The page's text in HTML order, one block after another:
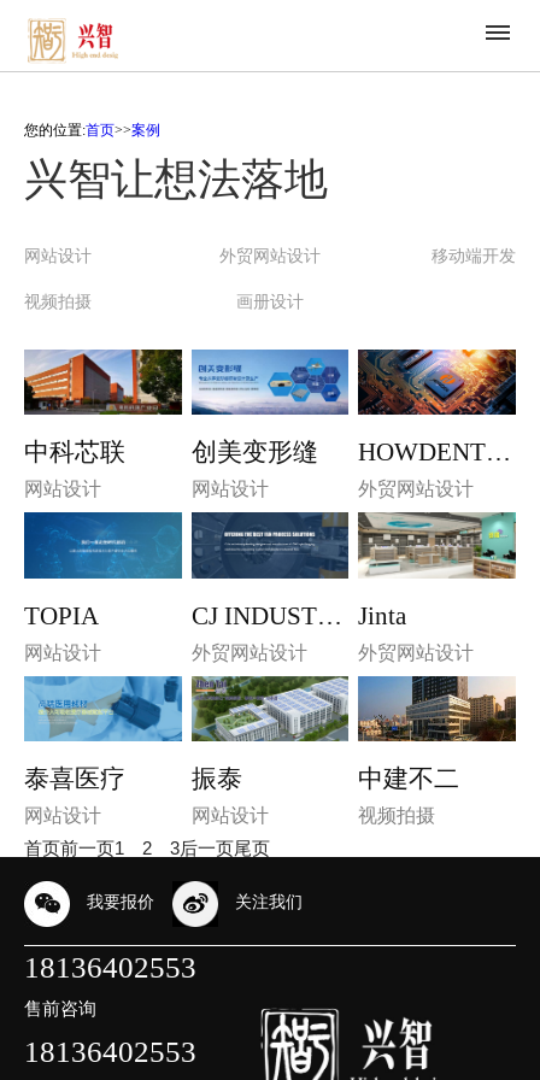
您的位置:首页>>案例
兴智让想法落地
网站设计 外贸网站设计 移动端开发
视频拍摄 画册设计
中科芯联
网站设计
创美变形缝
网站设计
HOWDENTECH
外贸网站设计
TOPIA
网站设计
CJ INDUSTRY
外贸网站设计
Jinta
外贸网站设计
泰喜医疗
网站设计
振泰
网站设计
中建不二
视频拍摄
首页前一页1 2 3后一页尾页
我要报价 关注我们
18136402553
售前咨询
18136402553